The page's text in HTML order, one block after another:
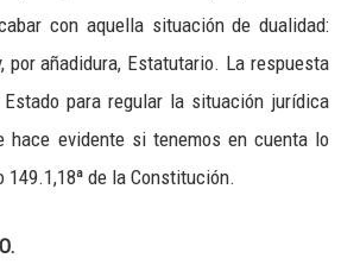
con aquella situación de dualidad:
por añadidura, Estatutario. La respuesta
para regular la situación jurídica
hace evidente si tenemos en cuenta lo
de la Constitución.